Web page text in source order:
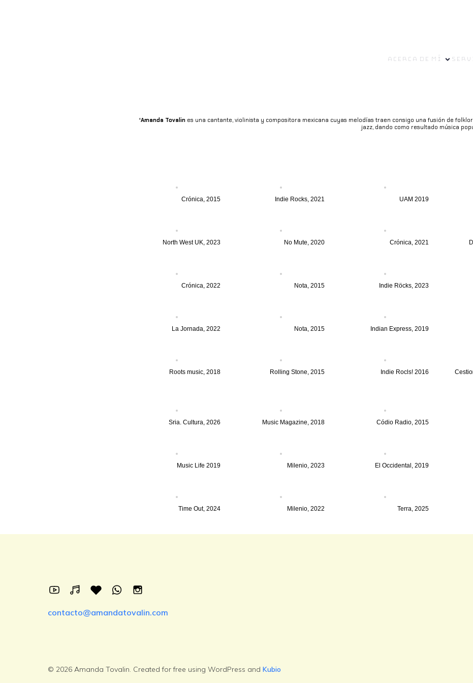
Acerca de mí
“Amanda Tovalin es una cantante, violinista y compositora mexicana cuyas melodías traen consigo una fusión de
jazz, dando como resultado música
Crónica, 2015 Indie Rocks, 2021 UAM 2019
North West UK, 2023 No Mute, 2020 Crónica, 2021
Crónica, 2022 Nota, 2015 Indie Röcks, 2023
La Jornada, 2022 Nota, 2015 Indian Express, 2019
Roots music, 2018 Rolling Stone, 2015 Indie Rocls! 2016
Sria. Cultura, 2026 Music Magazine, 2018 Códio Radio, 2015
Music Life 2019 Milenio, 2023 El Occidental, 2019
Time Out, 2024 Milenio, 2022 Terra, 2025
contacto@amandatovalin.com
© 2026 Amanda Tovalin. Created for free using WordPress and Kubio